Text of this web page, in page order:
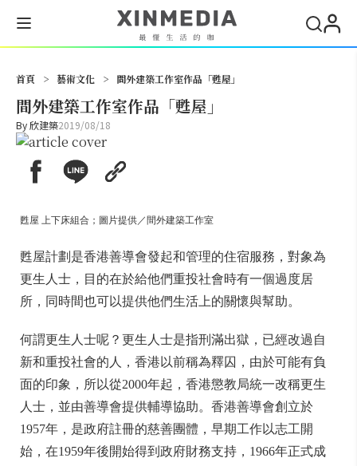
首頁 > 藝術文化 > 間外建築工作室作品「甦屋」
間外建築工作室作品「甦屋」
By欣建築2019/08/18
甦屋 上下床組合；圖片提供／間外建築工作室
甦屋計劃是香港善導會發起和管理的住宿服務，對象為
更生人士，目的在於給他們重投社會時有一個過度居
所，同時間也可以提供他們生活上的關懷與幫助。
何謂更生人士呢？更生人士是指刑滿出獄，已經改過自
新和重投社會的人，香港以前稱為釋囚，由於可能有負
面的印象，所以從2000年起，香港懲教局統一改稱更生
人士，並由善導會提供輔導協助。香港善導會創立於
1957年，是政府註冊的慈善團體，早期工作以志工開
始，在1959年後開始得到政府財務支持，1966年正式成